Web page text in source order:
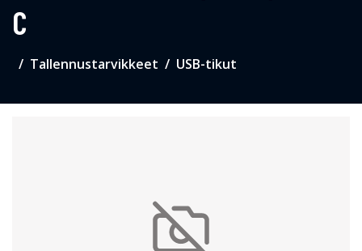
C
Tallennustarvikkeet USB-tikut